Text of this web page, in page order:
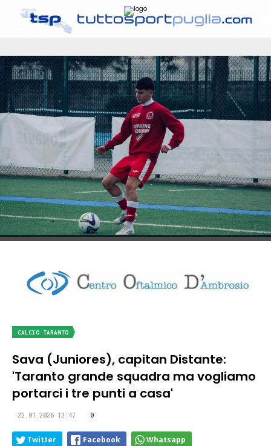
CALCIO TARANTO
Sava (Juniores), capitan Distante:
'Taranto grande squadra ma vogliamo
portarci i tre punti a casa'
22.01.2026 12:47 0
Twitter Facebook Whatsapp